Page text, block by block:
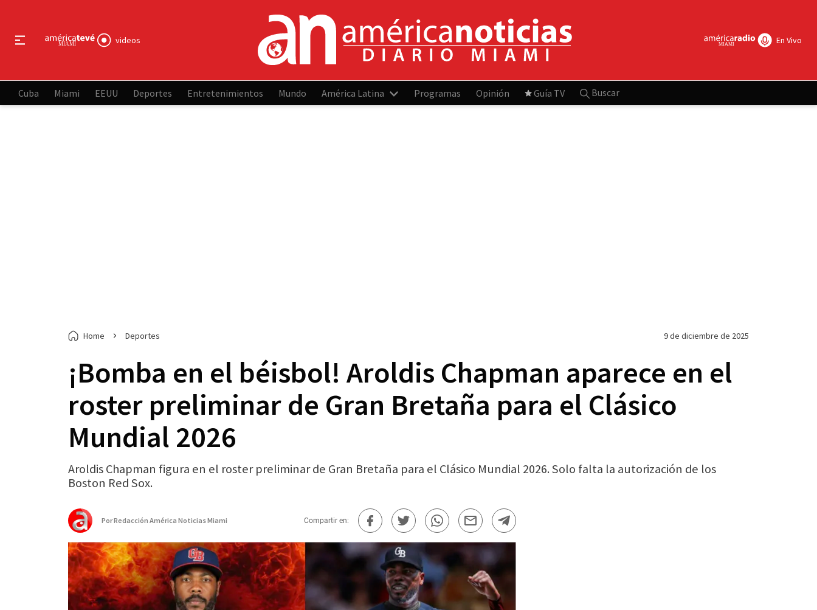
videos En Vivo
Cuba Miami EEUU Deportes Entretenimientos Mundo América Latina Programas Opinión Guía TV Buscar
Home Deportes 9 de diciembre de 2025
¡Bomba en el béisbol! Aroldis Chapman aparece en el
roster preliminar de Gran Bretaña para el Clásico
Mundial 2026
Aroldis Chapman figura en el roster preliminar de Gran Bretaña para el Clásico Mundial 2026. Solo falta la autorización de los
Boston Red Sox.
PorRedacción América Noticias Miami Compartir en: